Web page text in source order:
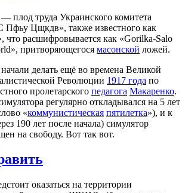
труда Украинского комитета
Цщкдв», также известного как
что расшифровывается как «Gorilka-Salo
притворяющегося масонской ложей.
делать ещё во времена Великой
Революции 1917 года по
пролетарского педагога Макаренко.
регулярно откладывался на 5 лет
«коммунистическая пятилетка»), и к
190 лет после начала) симулятор
на свободу. Вот так вот.
оказаться на территории